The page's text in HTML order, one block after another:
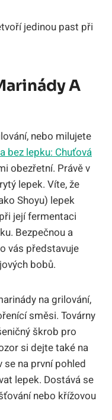
jedinou past při
A
nebo milujete
bez lepku: Chuťová
obezřetní. Právě v
lepek. Víte, že
Shoyu) lepek
její fermentaci
Bezpečnou a
vás představuje
bobů.
na grilování,
směsi. Továrny
škrob pro
si dejte také na
se na první pohled
lepek. Dostává se
nebo křížovou